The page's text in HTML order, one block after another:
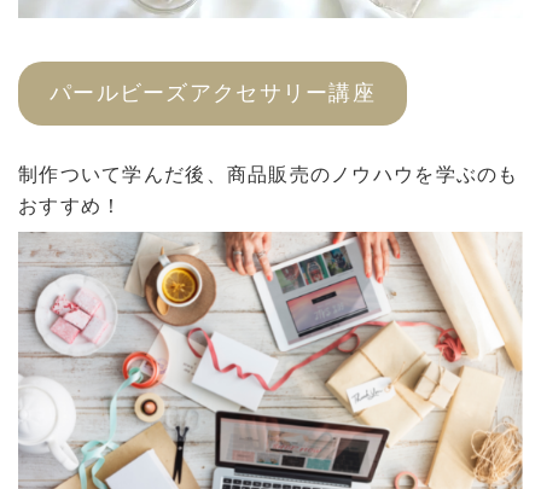
パールビーズアクセサリー講座
制作ついて学んだ後、商品販売のノウハウを学ぶのも
おすすめ！